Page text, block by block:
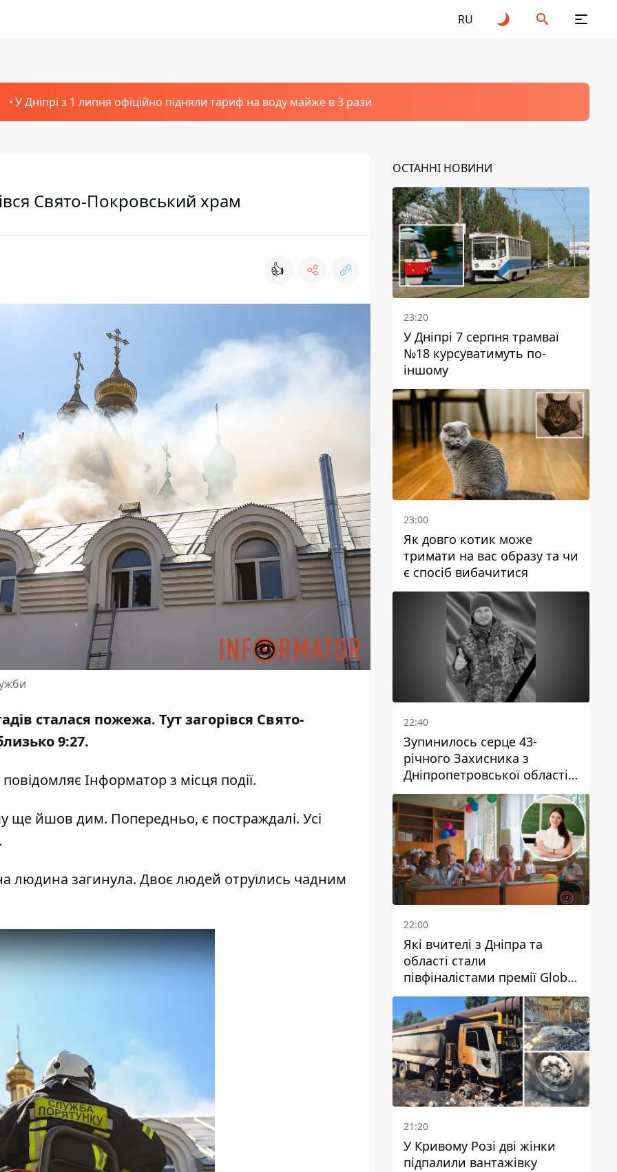
RU
У Дніпрі з 1 липня офіційно підняли тариф на воду майже в 3 рази
Свято-Покровський храм
👍
сталася пожежа. Тут загорівся Свято-
9:27.
Інформатор з місця події.
ще йшов дим. Попередньо, є постраждалі. Усі
людина загинула. Двоє людей отруїлись чадним
ОСТАННІ НОВИНИ
23:20
У Дніпрі 7 серпня трамваї
№18 курсуватимуть по-
іншому
23:00
Як довго котик може
тримати на вас образу та чи
є спосіб вибачитися
22:40
Зупинилось серце 43-
річного Захисника з
Дніпропетровської області
Євгена Зінченка
22:00
Які вчителі з Дніпра та
області стали
півфіналістами премії Global
Teacher Prize Ukraine 2026
21:20
У Кривому Розі дві жінки
підпалили вантажівку